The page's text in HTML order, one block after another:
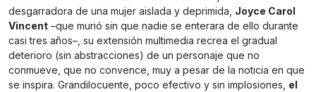
desgarradora de una mujer aislada y deprimida, Joyce Carol
Vincent –que murió sin que nadie se enterara de ello durante
casi tres años–, su extensión multimedia recrea el gradual
deterioro (sin abstracciones) de un personaje que no
conmueve, que no convence, muy a pesar de la noticia en que
se inspira. Grandilocuente, poco efectivo y sin implosiones, el